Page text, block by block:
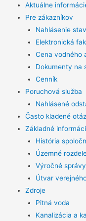
Aktuálne
Pre zákazníkov
Nahlásenie
Elektronická
Cena vodného
Dokumenty na
Cenník
Poruchová služba
Nahlásené
Často kladené
Základné
História
Územné
Výročné správy
Útvar
Zdroje
Pitná voda
Kanalizácia a